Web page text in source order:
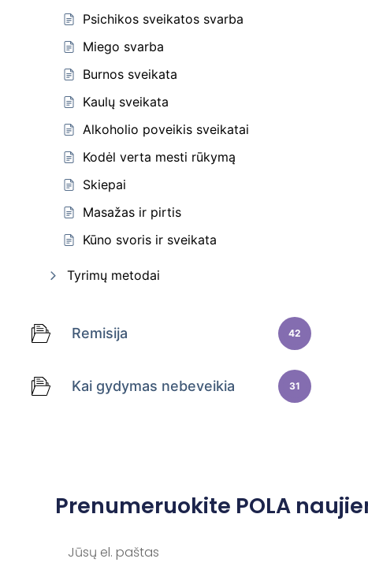
Psichikos sveikatos svarba
Miego svarba
Burnos sveikata
Kaulų sveikata
Alkoholio poveikis sveikatai
Kodėl verta mesti rūkymą
Skiepai
Masažas ir pirtis
Kūno svoris ir sveikata
Tyrimų metodai
Remisija 42
Kai gydymas nebeveikia 31
Prenumeruokite POLA